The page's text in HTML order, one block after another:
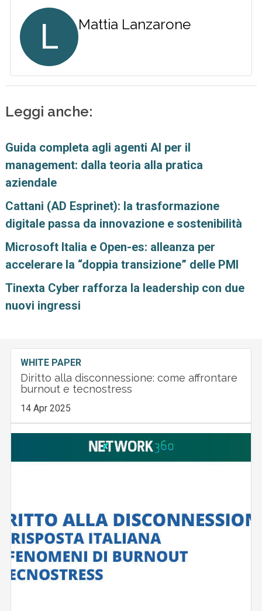
L Mattia Lanzarone
Leggi anche:
Guida completa agli agenti AI per il
management: dalla teoria alla pratica
aziendale
Cattani (AD Esprinet): la trasformazione
digitale passa da innovazione e sostenibilità
Microsoft Italia e Open-es: alleanza per
accelerare la “doppia transizione” delle PMI
Tinexta Cyber rafforza la leadership con due
nuovi ingressi
WHITE PAPER
Diritto alla disconnessione: come affrontare
burnout e tecnostress
14 Apr 2025